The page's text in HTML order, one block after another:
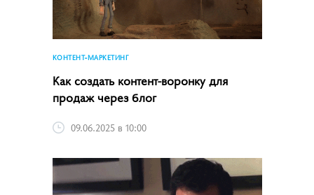
КОНТЕНТ-МАРКЕТИНГ
Как создать контент-воронку для
продаж через блог
09.06.2025 в 10:00